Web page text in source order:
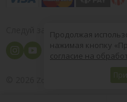
Следуй за нами
8 (800)
Продолжая
нажимая кнопку
согласие на